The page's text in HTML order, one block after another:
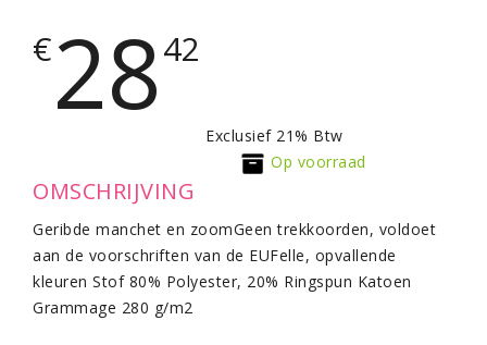
€2842
Exclusief 21% Btw
Op voorraad
OMSCHRIJVING
Geribde manchet en zoomGeen trekkoorden, voldoet
aan de voorschriften van de EUFelle, opvallende
kleuren Stof 80% Polyester, 20% Ringspun Katoen
Grammage 280 g/m2